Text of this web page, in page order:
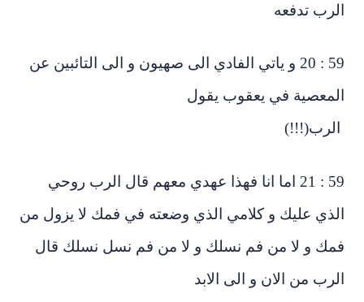
تدفعه
59 : 20 و ياتي الفادي الى صهيون و الى التائبين عن
في يعقوب يقول
59 : 21 اما انا فهذا عهدي معهم قال الرب روحي
عليك و كلامي الذي وضعته في فمك لا يزول من
و لا من فم نسلك و لا من فم نسل نسلك قال
من الان و الى الابد